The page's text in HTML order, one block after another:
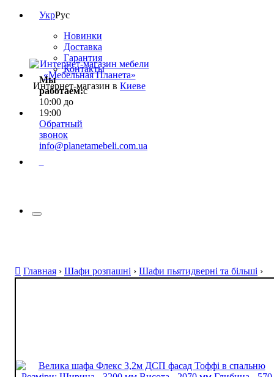
УкрРус
Новинки
Доставка
Гарантия
Контакты
Мы
работаем:с
10:00 до
19:00
Обратный
звонок
info@planetamebeli.com.ua
Интернет-магазин в Киеве
Главная › Шафи розпашні › Шафи пьятидверні та більші ›